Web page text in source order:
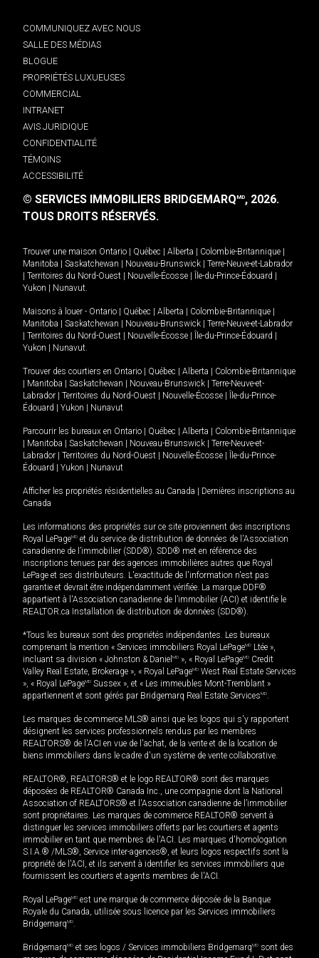
COMMUNIQUEZ AVEC NOUS
SALLE DES MÉDIAS
BLOGUE
PROPRIÉTÉS LUXUEUSES
COMMERCIAL
INTRANET
AVIS JURIDIQUE
CONFIDENTIALITÉ
TÉMOINS
ACCESSIBILITÉ
© SERVICES IMMOBILIERS BRIDGEMARQMD, 2026.
TOUS DROITS RÉSERVÉS.
Trouver une maison Ontario Québec Alberta Colombie-Britannique
Manitoba
Saskatchewan Nouveau-Brunswick
Terre-Neuve-et-Labrador
Territoires du Nord-Ouest Nouvelle-Écosse Île-du-Prince-Édouard
Yukon
Nunavut.
Maisons à louer - Ontario Québec Alberta Colombie-Britannique
Manitoba
Saskatchewan Nouveau-Brunswick
Terre-Neuve-et-Labrador
Territoires du Nord-Ouest Nouvelle-Écosse Île-du-Prince-Édouard
Yukon
Nunavut.
Trouver des courtiers en Ontario Québec Alberta
Colombie-Britannique
Manitoba Saskatchewan Nouveau-Brunswick
Terre-Neuve-et-
Labrador
Territoires du Nord-Ouest Nouvelle-Écosse
Île-du-Prince-
Édouard
Yukon Nunavut
Parcourir les bureaux en Ontario Québec Alberta
Colombie-Britannique
Manitoba Saskatchewan Nouveau-Brunswick
Terre-Neuve-et-
Labrador
Territoires du Nord-Ouest Nouvelle-Écosse
Île-du-Prince-
Édouard
Yukon Nunavut
Afficher les propriétés résidentielles au Canada
Dernières inscriptions au
Canada
Les informations des propriétés sur ce site proviennent des inscriptions
Royal LePageMD et du service de distribution de données de l'Association
canadienne de l’immobilier (SDD®). SDD® met en référence des
inscriptions tenues par des agences immobilières autres que Royal
LePage et ses distributeurs. L'exactitude de l'information n'est pas
garantie et devrait être indépendamment vérifiée. La marque DDF®
appartient à l'Association canadienne de l’immobilier (ACI) et identifie le
REALTOR.ca Installation de distribution de données (SDD®).
*Tous les bureaux sont des propriétés indépendantes. Les bureaux
comprenant la mention « Services immobiliers Royal LePageMD Ltée »,
incluant sa division « Johnston & Daniel MD », « Royal LePageMD Credit
Valley Real Estate, Brokerage », « Royal LePageMD West Real Estate Services
», « Royal LePageMD Sussex », et « Les immeubles Mont-Tremblant »
appartiennent et sont gérés par Bridgemarq Real Estate ServicesMD.
Les marques de commerce MLS® ainsi que les logos qui s'y rapportent
désignent les services professionnels rendus par les membres
REALTORS® de l'ACI en vue de l'achat, de la vente et de la location de
biens immobiliers dans le cadre d'un système de vente collaborative.
REALTOR®, REALTORS® et le logo REALTOR® sont des marques
déposées de REALTOR® Canada Inc., une compagnie dont la National
Association of REALTORS® et l'Association canadienne de l’immobilier
sont propriétaires. Les marques de commerce REALTOR® servent à
distinguer les services immobiliers offerts par les courtiers et agents
immobilier en tant que membres de l'ACI. Les marques d'homologation
S.I.A.® /MLS®, Service inter-agences®, et leurs logos respectifs sont la
propriété de l'ACI, et ils servent à identifier les services immobiliers que
fournissent les courtiers et agents membres de l'ACI.
Royal LePageMD est une marque de commerce déposée de la Banque
Royale du Canada, utilisée sous licence par les Services immobiliers
BridgemarqMD.
BridgemarqMD et ses logos / Services immobiliers BridgemarqMD sont des